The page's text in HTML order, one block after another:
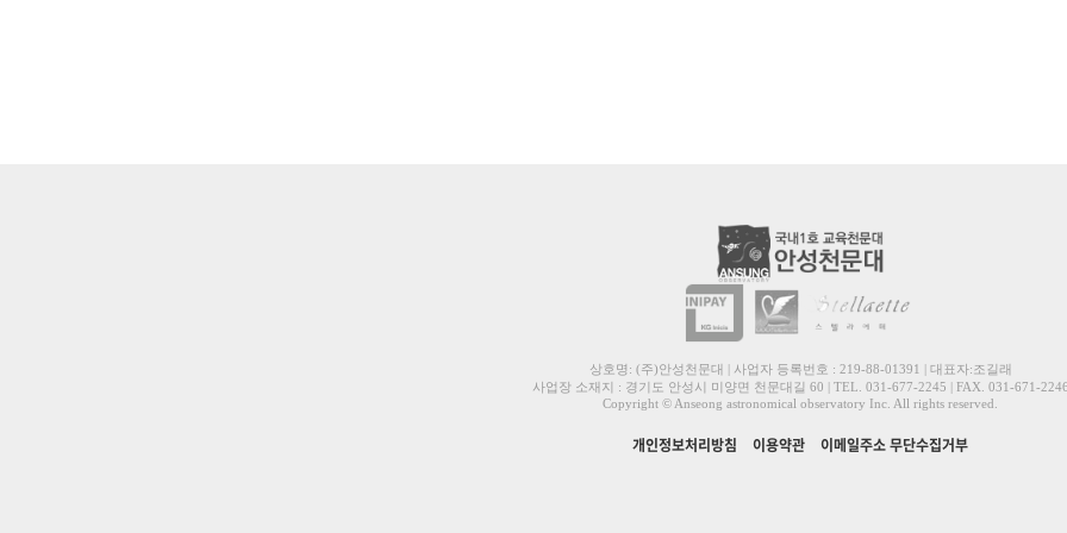
상호명: (주)안성천문대 | 사업자 등록번호 : 219-88-01391 | 대표자:조길래
사업장 소재지 : 경기도 안성시 미양면 천문대길 60 | TEL. 031-677-2245 | FAX. 031-671-
Copyright © Anseong astronomical observatory Inc. All rights reserved.
개인정보처리방침 이용약관 이메일주소 무단수집거부